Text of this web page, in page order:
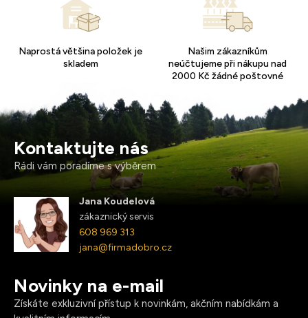
Naprostá většina položek je
skladem
Našim zákazníkům
neúčtujeme při nákupu nad
2000 Kč žádné poštovné
Kontaktujte nás
Rádi vám poradíme s výběrem
Jana Koudelová
zákaznický servis
608 969 313
jana@firmadobro.cz
Novinky na e-mail
Získáte exkluzivní přístup k novinkám, akčním nabídkám a